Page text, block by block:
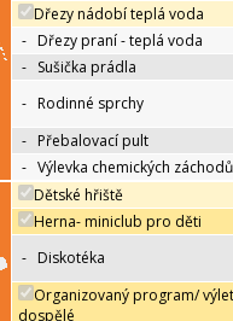
Dřezy nádobí teplá voda
- Dřezy praní - teplá voda
- Sušička prádla
- Rodinné sprchy
- Přebalovací pult
- Výlevka chemických záchodů
Dětské hřiště
Herna- miniclub pro děti
- Diskotéka
Organizovaný program/
dospělé